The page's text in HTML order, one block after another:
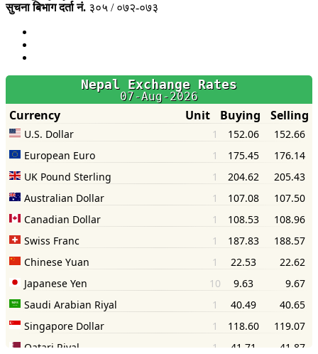
सुचना बिभाग दर्ता नं. ३०५ / ०७२-०७३